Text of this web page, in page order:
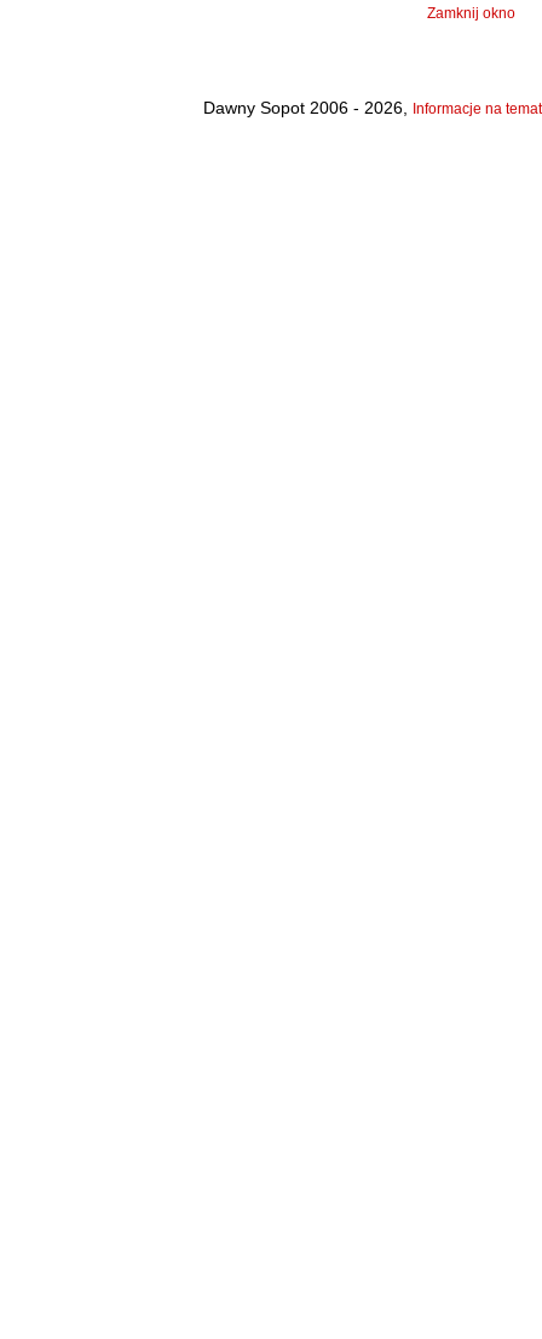
Zamknij okno
Dawny Sopot 2006 - 2026, Informacje na